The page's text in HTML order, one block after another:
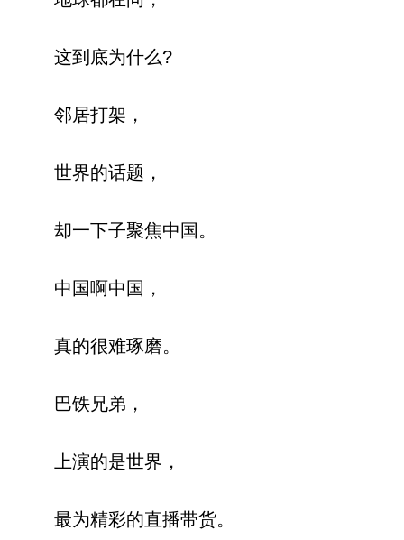
这到底为什么?
邻居打架，
世界的话题，
却一下子聚焦中国。
中国啊中国，
真的很难琢磨。
巴铁兄弟，
上演的是世界，
最为精彩的直播带货。